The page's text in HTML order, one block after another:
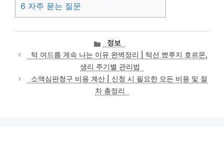
6 자주 묻는 질문
카
테
고
리
정보
턱 여드름 계속 나는 이유 완벽정리 | 턱선 뾰루지 호르몬,
생리 주기별 관리법
소액심판청구 비용 계산 | 신청 시 필요한 모든 비용 및 절
차 총정리